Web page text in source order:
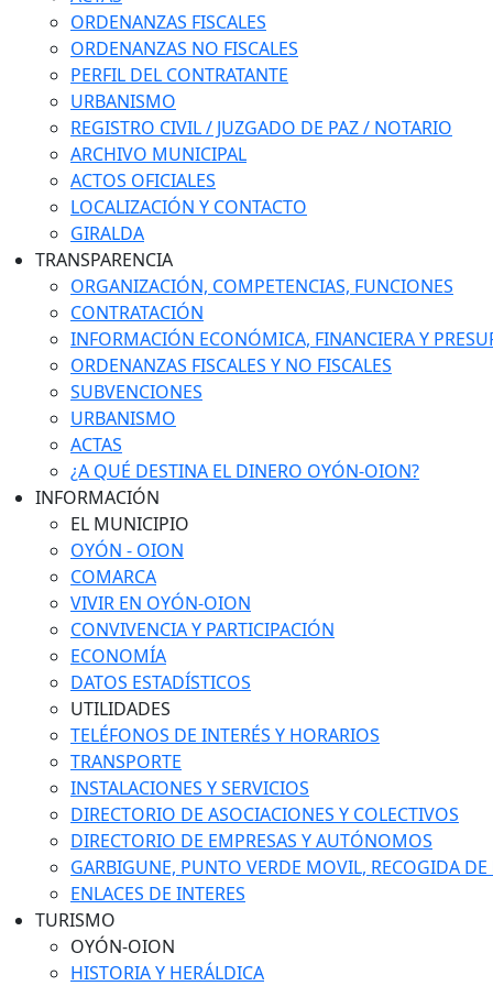
ORDENANZAS FISCALES
ORDENANZAS NO FISCALES
PERFIL DEL CONTRATANTE
URBANISMO
REGISTRO CIVIL / JUZGADO DE PAZ / NOTARIO
ARCHIVO MUNICIPAL
ACTOS OFICIALES
LOCALIZACIÓN Y CONTACTO
GIRALDA
TRANSPARENCIA
ORGANIZACIÓN, COMPETENCIAS, FUNCIONES
CONTRATACIÓN
INFORMACIÓN ECONÓMICA, FINANCIERA Y
ORDENANZAS FISCALES Y NO FISCALES
SUBVENCIONES
URBANISMO
ACTAS
¿A QUÉ DESTINA EL DINERO OYÓN-OION?
INFORMACIÓN
EL MUNICIPIO
OYÓN - OION
COMARCA
VIVIR EN OYÓN-OION
CONVIVENCIA Y PARTICIPACIÓN
ECONOMÍA
DATOS ESTADÍSTICOS
UTILIDADES
TELÉFONOS DE INTERÉS Y HORARIOS
TRANSPORTE
INSTALACIONES Y SERVICIOS
DIRECTORIO DE ASOCIACIONES Y COLECTIVOS
DIRECTORIO DE EMPRESAS Y AUTÓNOMOS
GARBIGUNE, PUNTO VERDE MOVIL, RECOGIDA DE
ENLACES DE INTERES
TURISMO
OYÓN-OION
HISTORIA Y HERÁLDICA